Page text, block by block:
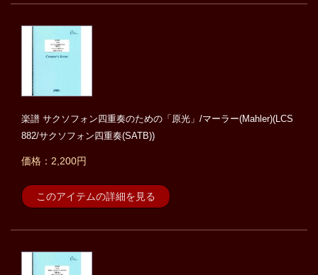
楽譜 サクソフォン四重奏のための「原光」/マーラー(Mahler)(LCS
882/サクソフォン四重奏(SATB))
価格：2,200円
このアイテムの詳細を見る